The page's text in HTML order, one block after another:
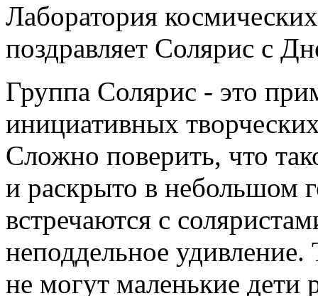
Лаборатория
поздравляет Солярис с
Группа Солярис - это
инициативных
Сложно поверить, что
и раскрыто в небольшом
встречаются с
неподдельное
не могут маленькие дети